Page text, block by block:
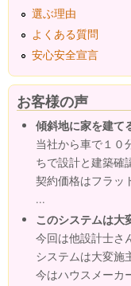
選ぶ理由
よくある質問
安心安全宣言
お客様の声
傾斜地に家を建て
当社から車で１０
ちで設計と建築確
契約価格はフラッ
...
このシステムは大
今回は他設計士さ
システムは大変施
今はハウスメーカ